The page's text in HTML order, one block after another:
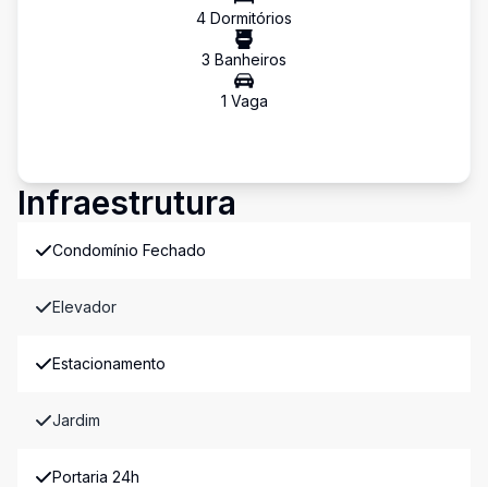
4 Dormitórios
3 Banheiros
1 Vaga
Infraestrutura
Condomínio Fechado
Elevador
Estacionamento
Jardim
Portaria 24h